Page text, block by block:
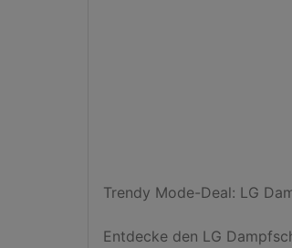
Trendy Mode-Deal: LG
Entdecke den LG